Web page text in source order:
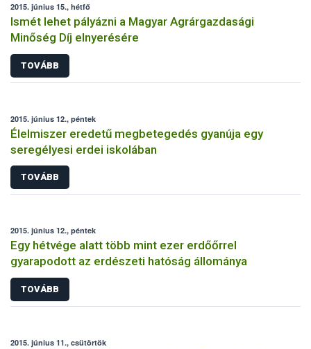
2015. június 15., hétfő
Ismét lehet pályázni a Magyar Agrárgazdasági
Minőség Díj elnyerésére
TOVÁBB
2015. június 12., péntek
Élelmiszer eredetű megbetegedés gyanúja egy
seregélyesi erdei iskolában
TOVÁBB
2015. június 12., péntek
Egy hétvége alatt több mint ezer erdőőrrel
gyarapodott az erdészeti hatóság állománya
TOVÁBB
2015. június 11., csütörtök